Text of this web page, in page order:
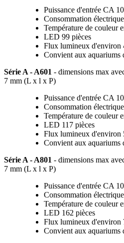
Puissance d'entrée CA
Consommation
Température de couleur
LED 99 pièces
Flux lumineux d'environ
Convient aux aquariums
Série A - A601 - dimensions max
7 mm (L x l x P)
Puissance d'entrée CA
Consommation
Température de couleur
LED 117 pièces
Flux lumineux d'environ
Convient aux aquariums
Série A - A801 - dimensions max
7 mm (L x l x P)
Puissance d'entrée CA
Consommation
Température de couleur
LED 162 pièces
Flux lumineux d'environ
Convient aux aquariums